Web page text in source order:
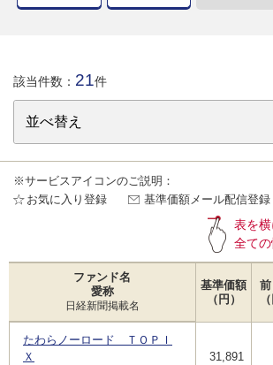
該当件数： 21件
※サービスアイコンのご説明：
お気に入り登録
基準価額メール配信登録
表を
全て
ファンド名
愛称
日経新聞掲載名
基準価額
（円）
たわらノーロード ＴＯＰＩ
Ｘ
31,891